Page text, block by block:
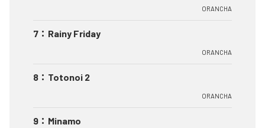
ORANCHA
7 ： Rainy Friday
ORANCHA
8 ： Totonoi 2
ORANCHA
9 ： Minamo